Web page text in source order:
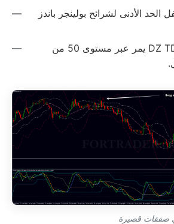
الحد الأدنى لشرائح بولينجر باندز
خط مؤشر DZ TDI RSI يمر عبر مستوى 50 من
صفقات قصيرة